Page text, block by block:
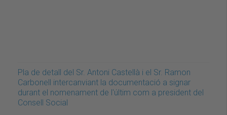
Pla de detall del Sr. Antoni Castellà i el Sr. Ramon
Carbonell intercanviant la documentació a signar
durant el nomenament de l'últim com a president del
Consell Social